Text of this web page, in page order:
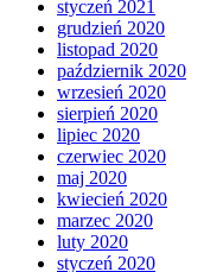
styczeń 2021
grudzień 2020
listopad 2020
październik 2020
wrzesień 2020
sierpień 2020
lipiec 2020
czerwiec 2020
maj 2020
kwiecień 2020
marzec 2020
luty 2020
styczeń 2020